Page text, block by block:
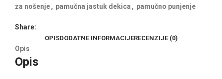
za nošenje, pamučna jastuk dekica , pamučno punjenje
Share:
OPISDODATNE INFORMACIJERECENZIJE (0)
Opis
Opis